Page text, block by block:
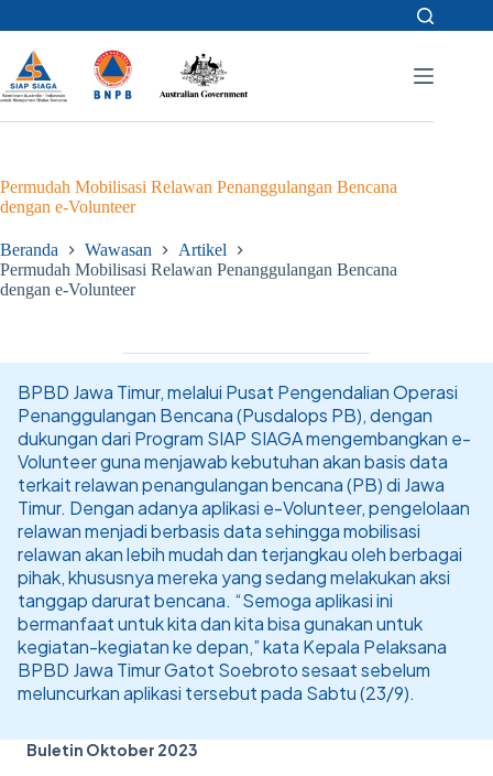
to
content
Permudah Mobilisasi Relawan Penanggulangan Bencana
dengan e-Volunteer
Beranda Wawasan
Artikel
Permudah Mobilisasi Relawan Penanggulangan Bencana
dengan e-Volunteer
BPBD Jawa Timur, melalui Pusat Pengendalian Operasi
Penanggulangan Bencana (Pusdalops PB), dengan
dukungan dari Program SIAP SIAGA mengembangkan e-
Volunteer guna menjawab kebutuhan akan basis data
terkait relawan penangulangan bencana (PB) di Jawa
Timur. Dengan adanya aplikasi e-Volunteer, pengelolaan
relawan menjadi berbasis data sehingga mobilisasi
relawan akan lebih mudah dan terjangkau oleh berbagai
pihak, khususnya mereka yang sedang melakukan aksi
tanggap darurat bencana. “Semoga aplikasi ini
bermanfaat untuk kita dan kita bisa gunakan untuk
kegiatan-kegiatan ke depan,” kata Kepala Pelaksana
BPBD Jawa Timur Gatot Soebroto sesaat sebelum
meluncurkan aplikasi tersebut pada Sabtu (23/9).
Buletin Oktober 2023